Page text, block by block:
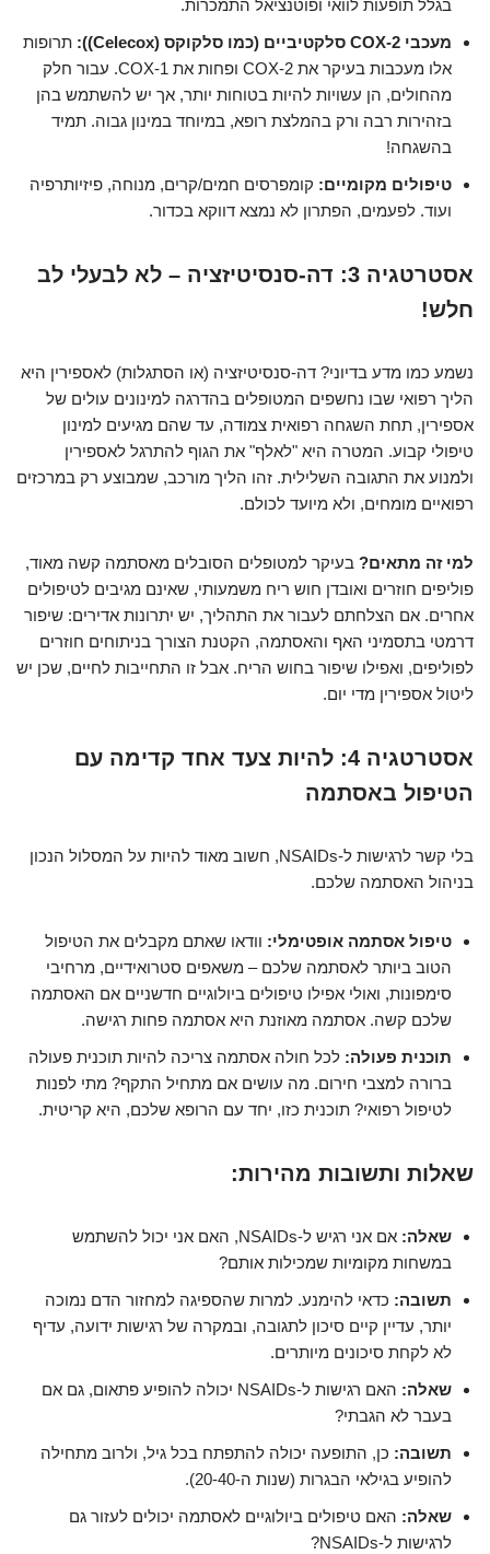
בגלל תופעות לוואי ופוטנציאל התמכרות.
מעכבי COX-2 סלקטיביים (כמו סלקוקס (Celecox)):
תרופות
אלו מעכבות בעיקר את COX-2 ופחות את COX-1. עבור חלק
מהחולים, הן עשויות להיות בטוחות יותר, אך יש להשתמש בהן
בזהירות רבה ורק בהמלצת רופא, במיוחד במינון גבוה. תמיד
בהשגחה!
טיפולים מקומיים: קומפרסים חמים/קרים, מנוחה, פיזיותרפיה
ועוד. לפעמים, הפתרון לא נמצא דווקא בכדור.
אסטרטגיה 3: דה-סנסיטיזציה – לא לבעלי לב
חלש!
נשמע כמו מדע בדיוני? דה-סנסיטיזציה (או הסתגלות) לאספירין היא
הליך רפואי שבו נחשפים המטופלים בהדרגה למינונים עולים של
אספירין, תחת השגחה רפואית צמודה, עד שהם מגיעים למינון
טיפולי קבוע. המטרה היא "לאלף" את הגוף להתרגל לאספירין
ולמנוע את התגובה השלילית. זהו הליך מורכב, שמבוצע רק במרכזים
רפואיים מומחים, ולא מיועד לכולם.
למי זה מתאים? בעיקר למטופלים הסובלים מאסתמה קשה מאוד,
פוליפים חוזרים ואובדן חוש ריח משמעותי, שאינם מגיבים לטיפולים
אחרים. אם הצלחתם לעבור את התהליך, יש יתרונות אדירים: שיפור
דרמטי בתסמיני האף והאסתמה, הקטנת הצורך בניתוחים חוזרים
לפוליפים, ואפילו שיפור בחוש הריח. אבל זו התחייבות לחיים, שכן יש
ליטול אספירין מדי יום.
אסטרטגיה 4: להיות צעד אחד קדימה עם
הטיפול באסתמה
בלי קשר לרגישות ל-NSAIDs, חשוב מאוד להיות על המסלול הנכון
בניהול האסתמה שלכם.
טיפול אסתמה אופטימלי: וודאו שאתם מקבלים את הטיפול
הטוב ביותר לאסתמה שלכם – משאפים סטרואידיים, מרחיבי
סימפונות, ואולי אפילו טיפולים ביולוגיים חדשניים אם האסתמה
שלכם קשה. אסתמה מאוזנת היא אסתמה פחות רגישה.
תוכנית פעולה: לכל חולה אסתמה צריכה להיות תוכנית פעולה
ברורה למצבי חירום. מה עושים אם מתחיל התקף? מתי לפנות
לטיפול רפואי? תוכנית כזו, יחד עם הרופא שלכם, היא קריטית.
שאלות ותשובות מהירות:
שאלה:
אם אני רגיש ל-NSAIDs, האם אני יכול להשתמש
במשחות מקומיות שמכילות אותם?
תשובה: כדאי להימנע. למרות שהספיגה למחזור הדם נמוכה
יותר, עדיין קיים סיכון לתגובה, ובמקרה של רגישות ידועה, עדיף
לא לקחת סיכונים מיותרים.
שאלה:
האם רגישות ל-NSAIDs יכולה להופיע פתאום, גם אם
בעבר לא הגבתי?
תשובה: כן, התופעה יכולה להתפתח בכל גיל, ולרוב מתחילה
להופיע בגילאי הבגרות (שנות ה-20-40).
שאלה: האם טיפולים ביולוגיים לאסתמה יכולים לעזור גם
לרגישות ל-NSAIDs?